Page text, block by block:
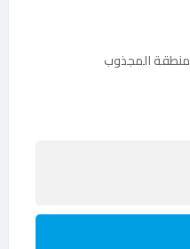
منطقة المجذوب